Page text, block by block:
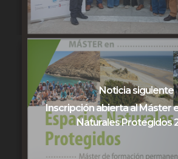
Noticia siguiente
Inscripción abierta al Máster
Naturales Protegidos